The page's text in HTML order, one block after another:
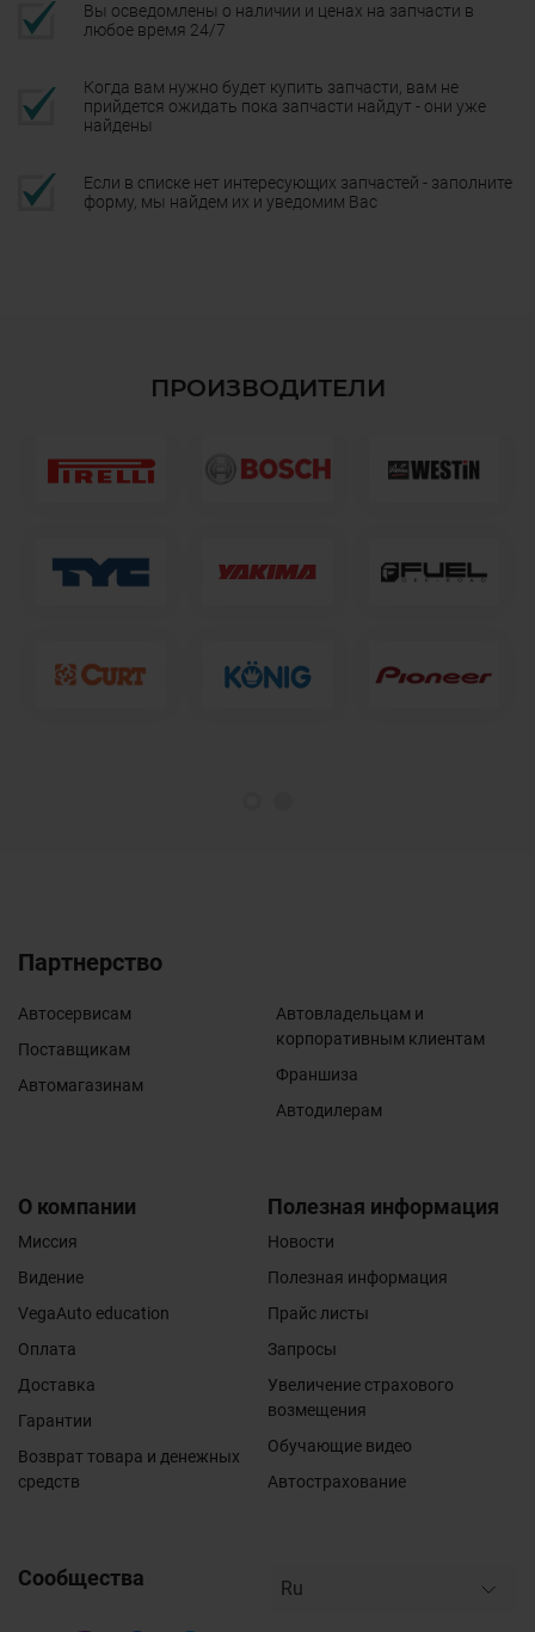
Вы осведомлены о наличии и ценах на запчасти в
любое время 24/7
Когда вам нужно будет купить запчасти, вам не
прийдется ожидать пока запчасти найдут - они уже
найдены
Если в списке нет интересующих запчастей - заполните
форму, мы найдем их и уведомим Вас
ПРОИЗВОДИТЕЛИ
Партнерство
Автосервисам
Поставщикам
Автомагазинам
Автовладельцам и
корпоративным клиентам
Франшиза
Автодилерам
О компании
Миссия
Видение
VegaAuto education
Оплата
Доставка
Гарантии
Возврат товара и денежных
средств
Полезная информация
Новости
Полезная информация
Прайс листы
Запросы
Увеличение страхового
возмещения
Обучающие видео
Автострахование
Сообщества